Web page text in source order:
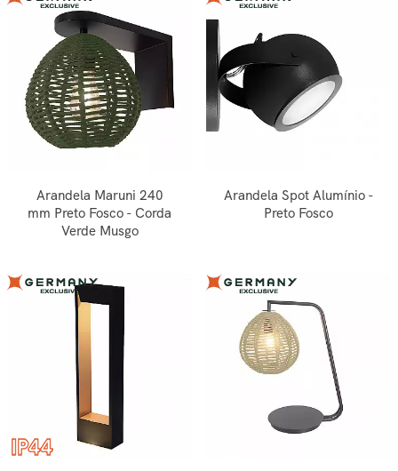
Arandela Maruni 240
mm Preto Fosco - Corda
Verde Musgo
Arandela Spot Alumínio -
Preto Fosco